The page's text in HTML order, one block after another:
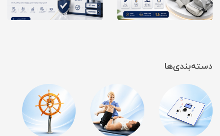
دسته‌بندی‌ها